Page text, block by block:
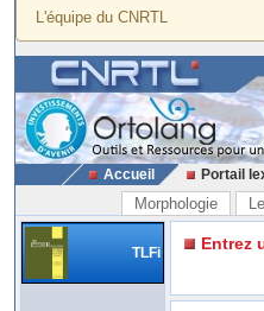
L'équipe du CNRTL
Accueil Portail
Morphologie
TLFi Entrez